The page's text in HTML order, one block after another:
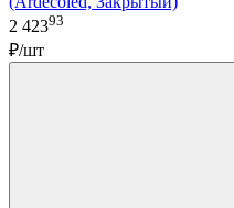
2 42393
₽/шт